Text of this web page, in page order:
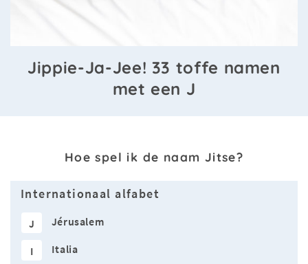
Jippie-Ja-Jee! 33 toffe namen
met een J
Hoe spel ik de naam Jitse?
Internationaal alfabet
J Jérusalem
I Italia